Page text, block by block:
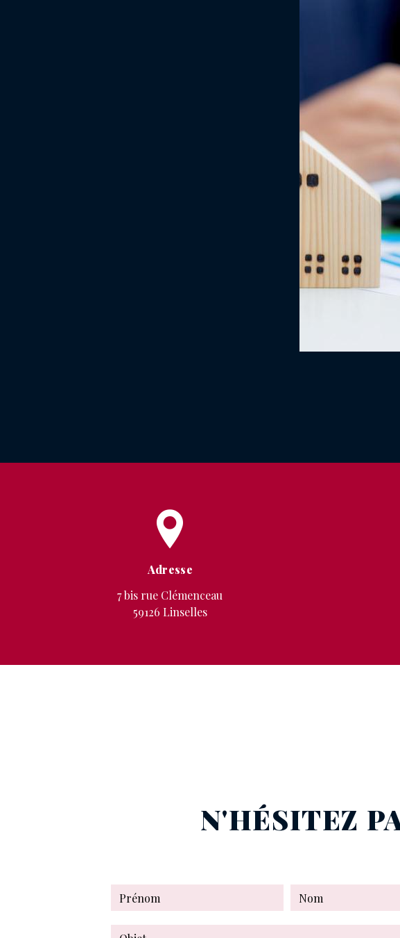
Adresse
7 bis rue Clémenceau
59126 Linselles
N'HÉSITEZ